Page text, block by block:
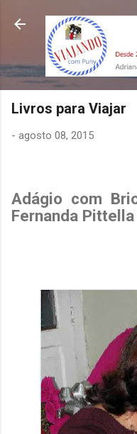
Pular
Livros para Viajar
- agosto 08, 2015
Adágio com
Fernanda Pittella